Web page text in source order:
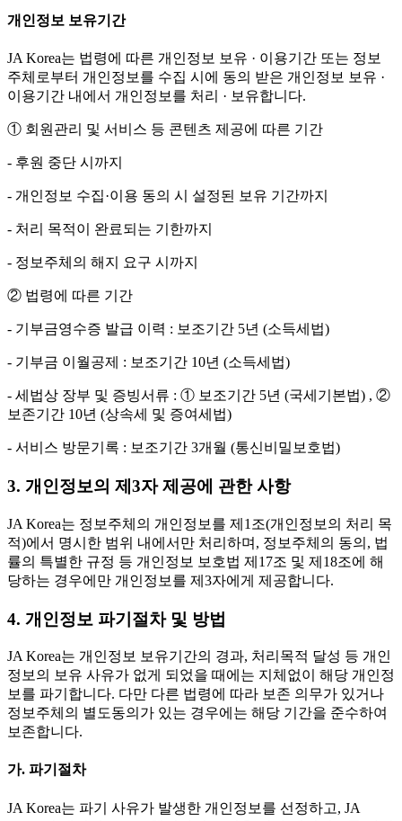
개인정보 보유기간
JA Korea는 법령에 따른 개인정보 보유 · 이용기간 또는 정보
주체로부터 개인정보를 수집 시에 동의 받은 개인정보 보유 ·
이용기간 내에서 개인정보를 처리 · 보유합니다.
① 회원관리 및 서비스 등 콘텐츠 제공에 따른 기간
- 후원 중단 시까지
- 개인정보 수집·이용 동의 시 설정된 보유 기간까지
- 처리 목적이 완료되는 기한까지
- 정보주체의 해지 요구 시까지
② 법령에 따른 기간
- 기부금영수증 발급 이력 : 보조기간 5년 (소득세법)
- 기부금 이월공제 : 보조기간 10년 (소득세법)
- 세법상 장부 및 증빙서류 : ① 보조기간 5년 (국세기본법) , ②
보존기간 10년 (상속세 및 증여세법)
- 서비스 방문기록 : 보조기간 3개월 (통신비밀보호법)
3. 개인정보의 제3자 제공에 관한 사항
JA Korea는 정보주체의 개인정보를 제1조(개인정보의 처리 목
적)에서 명시한 범위 내에서만 처리하며, 정보주체의 동의, 법
률의 특별한 규정 등 개인정보 보호법 제17조 및 제18조에 해
당하는 경우에만 개인정보를 제3자에게 제공합니다.
4. 개인정보 파기절차 및 방법
JA Korea는 개인정보 보유기간의 경과, 처리목적 달성 등 개인
정보의 보유 사유가 없게 되었을 때에는 지체없이 해당 개인정
보를 파기합니다. 다만 다른 법령에 따라 보존 의무가 있거나
정보주체의 별도동의가 있는 경우에는 해당 기간을 준수하여
보존합니다.
가. 파기절차
JA Korea는 파기 사유가 발생한 개인정보를 선정하고, JA